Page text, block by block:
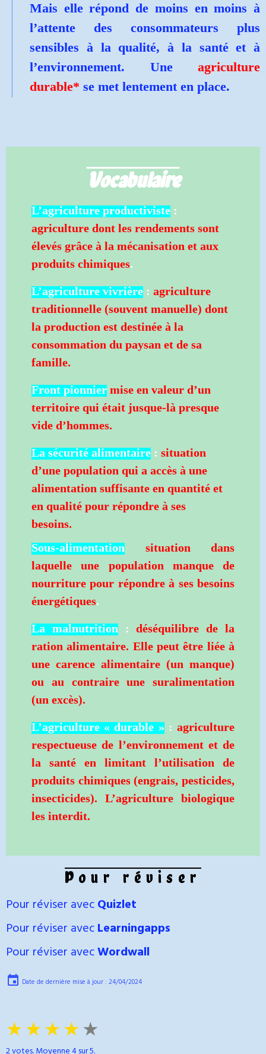
Mais elle répond de moins en moins à
l’attente des consommateurs plus
sensibles à la qualité, à la santé et à
l’environnement. Une agriculture
durable* se met lentement en place.
Vocabulaire
L’agriculture productiviste :
agriculture dont les rendements sont
élevés grâce à la mécanisation et aux
produits chimiques.
L’agriculture vivrière : agriculture
traditionnelle (souvent manuelle) dont
la production est destinée à la
consommation du paysan et de sa
famille.
Front pionnier mise en valeur d’un
territoire qui était jusque-là presque
vide d’hommes.
La sécurité alimentaire : situation
d’une population qui a accès à une
alimentation suffisante en quantité et
en qualité pour répondre à ses
besoins.
Sous-alimentation
situation dans
laquelle une population manque de
nourriture pour répondre à ses besoins
énergétiques.
La malnutrition :déséquilibre de la
ration alimentaire. Elle peut être liée à
une carence alimentaire (un manque)
ou au contraire une suralimentation
(un excès).
L’agriculture « durable » :agriculture
respectueuse de l’environnement et de
la santé en limitant l’utilisation de
produits chimiques (engrais, pesticides,
insecticides). L’agriculture biologique
les interdit.
Pour réviser
Pour réviser avecQuizlet
Pour réviser avecLearningapps
Pour réviser avecWordwall
Date de dernière mise à jour : 24/04/2024
★★★★★